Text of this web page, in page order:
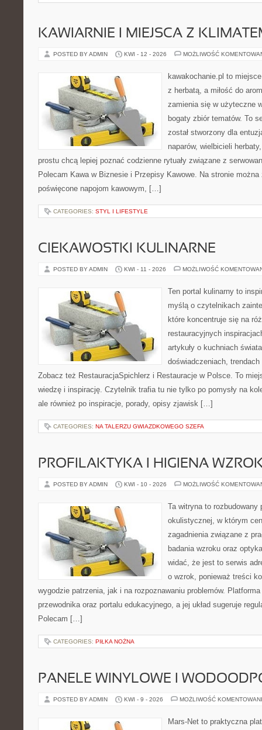
KAWIARNIE I MIEJSCA Z
POSTED BY ADMIN KWI - 12 - 2026 MOŻLIWOŚĆ
kawakochanie.pl to
z herbatą, a miłość do
zamienia się w użyteczne
bogaty zbiór tematów. To
został stworzony dla
naparów, wielbicieli
prostu chcą lepiej poznać codzienne rytuały związane z
Polecam Kawa w Biznesie i Przepisy Kawowe. Na stronie
poświęcone napojom kawowym, […]
CATEGORIES: STYL I LIFESTYLE
CIEKAWOSTKI KULINARNE
POSTED BY ADMIN KWI - 11 - 2026 MOŻLIWOŚĆ
Ten portal kulinarny to
myślą o czytelnikach
które koncentruje się na
restauracyjnych
artykuły o kuchniach
doświadczeniach,
Zobacz też RestauracjaSpichlerz i Restauracje w Polsce. To
wiedzę i inspirację. Czytelnik trafia tu nie tylko po pomysły na
ale również po inspiracje, porady, opisy zjawisk […]
CATEGORIES: NA TALERZU GWIAZDKOWEGO SZEFA
PROFILAKTYKA I HIGIENA
POSTED BY ADMIN KWI - 10 - 2026 MOŻLIWOŚĆ
Ta witryna to
okulistycznej, w którym
zagadnienia związane z
badania wzroku oraz
widać, że jest to serwis
o wzrok, ponieważ treści
wygodzie patrzenia, jak i na rozpoznawaniu problemów.
przewodnika oraz portalu edukacyjnego, a jej układ sugeruje
Polecam […]
CATEGORIES: PIŁKA NOŻNA
PANELE WINYLOWE I
POSTED BY ADMIN KWI - 9 - 2026 MOŻLIWOŚĆ
Mars-Net to praktyczna